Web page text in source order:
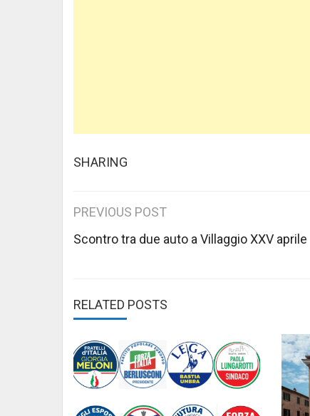
SHARING
Post
navigation
PREVIOUS POST
Scontro tra due auto a Villaggio XXV aprile
RELATED POSTS